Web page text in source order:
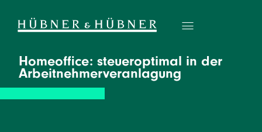
Homeoffice: steueroptimal in der
Arbeitnehmerveranlagung